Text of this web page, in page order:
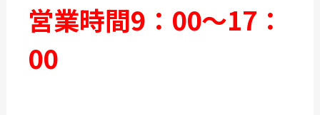
営業時間9：00～17：
00